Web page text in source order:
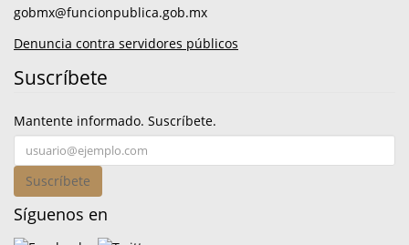
gobmx@funcionpublica.gob.mx
Denuncia contra servidores públicos
Suscríbete
Mantente informado. Suscríbete.
Suscríbete
Síguenos en